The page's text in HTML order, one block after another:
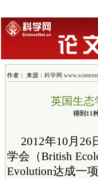
作者： 来源： 科学网
英国生态
得到11
2012年10月26
学会（British
Evolution达成一